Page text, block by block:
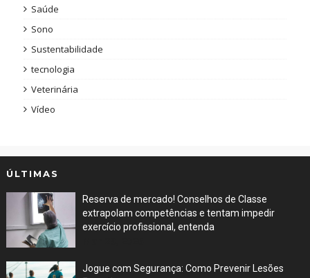
Saúde
Sono
Sustentabilidade
tecnologia
Veterinária
Vídeo
ÚLTIMAS
Reserva de mercado! Conselhos de Classe
extrapolam competências e tentam impedir
exercício profissional, entenda
Jogue com Segurança: Como Prevenir Lesões